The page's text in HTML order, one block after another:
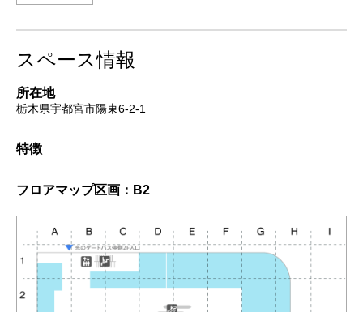
スペース情報
所在地
栃木県宇都宮市陽東6-2-1
特徴
フロアマップ区画：B2